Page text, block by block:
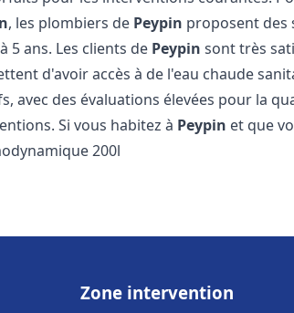
, les plombiers de Peypin proposent des
5 ans. Les clients de Peypin sont très
d'avoir accès à de l'eau chaude
avec des évaluations élevées pour la
Si vous habitez à Peypin et que
200l
Zone intervention